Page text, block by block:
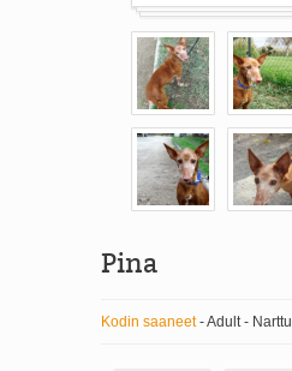
Pina
Kodin saaneet- Adult - Narttu